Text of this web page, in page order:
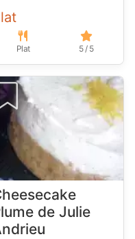
Plat 5 / 5
de Julie